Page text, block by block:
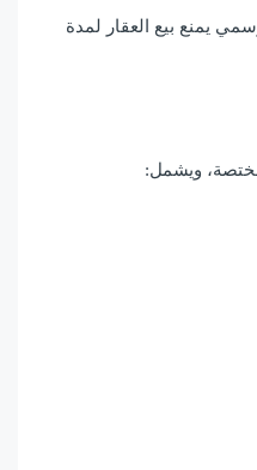
يمنع بيع العقار لمدة
ويشمل: